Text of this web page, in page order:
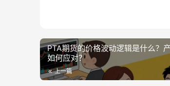
PTA期货的价格波动逻辑是什么？
如何应对？
上一篇